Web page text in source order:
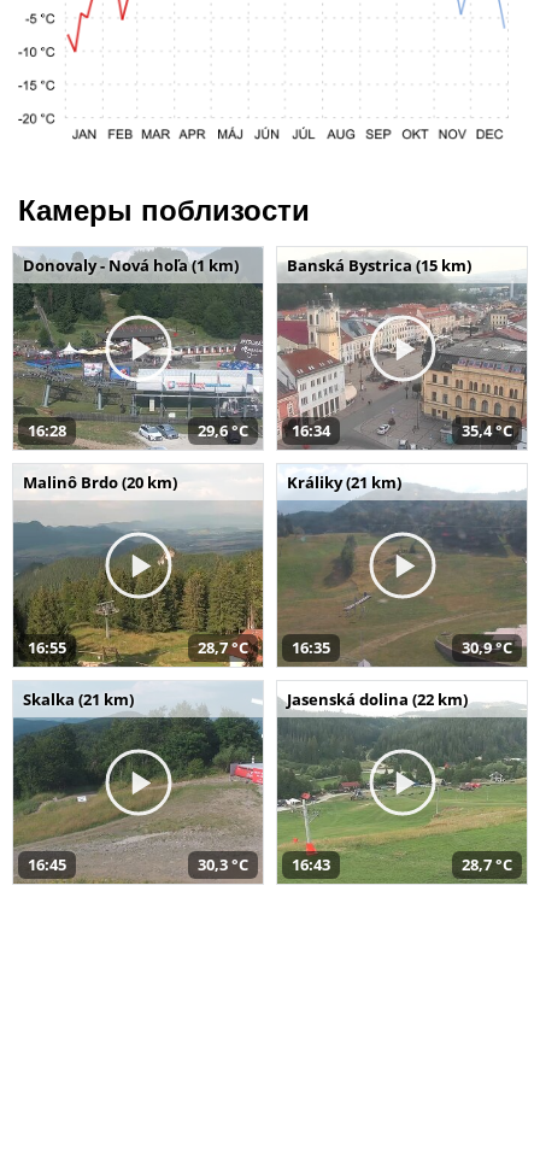
Камеры поблизости
Donovaly - Nová hoľa (1 km)
16:28 29,6 °C
Banská Bystrica (15 km)
16:34 35,4 °C
Malinô Brdo (20 km)
16:55 28,7 °C
Králiky (21 km)
16:35 30,9 °C
Skalka (21 km)
16:45 30,3 °C
Jasenská dolina (22 km)
16:43 28,7 °C